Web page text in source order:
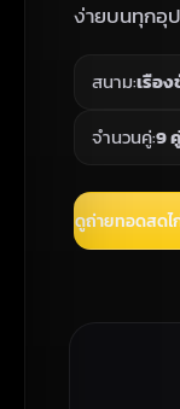
ง่ายบนทุกอุ
สนาม:เรือ
จำนวนคู่:9
ดูถ่ายทอดสดไ